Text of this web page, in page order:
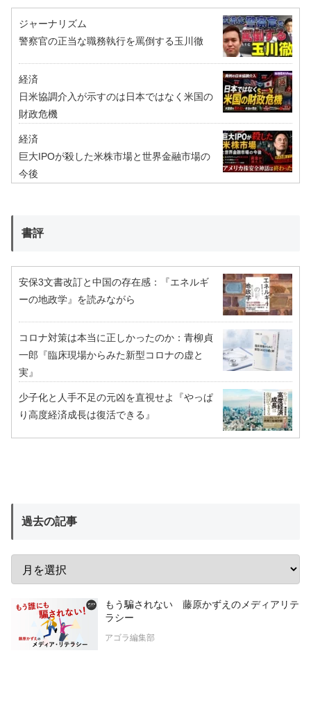
ジャーナリズム
警察官の正当な職務執行を罵倒する玉川徹
経済
日米協調介入が示すのは日本ではなく米国の
財政危機
経済
巨大IPOが殺した米株市場と世界金融市場の
今後
書評
安保3文書改訂と中国の存在感：『エネルギ
ーの地政学』を読みながら
コロナ対策は本当に正しかったのか：青柳貞
一郎『臨床現場からみた新型コロナの虚と
実』
少子化と人手不足の元凶を直視せよ『やっぱ
り高度経済成長は復活できる』
過去の記事
もう騙されない 藤原かずえのメディアリテ
ラシー
アゴラ編集部